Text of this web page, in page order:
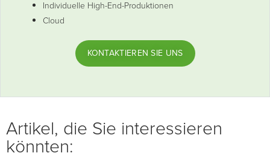
Individuelle High-End-Produktionen
Cloud
KONTAKTIEREN SIE UNS
Artikel, die Sie interessieren
könnten: